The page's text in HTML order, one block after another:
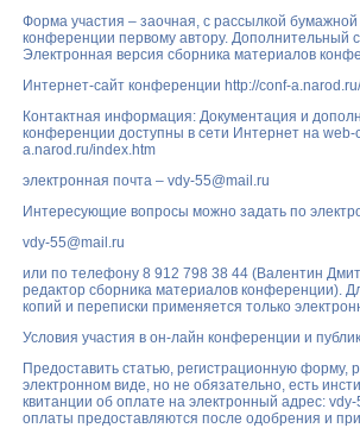
Форма участия – заочная, с рассылкой
конференции первому автору. Дополнительный
Электронная версия сборника материалов
Интернет-сайт конференции http://conf-
Контактная информация: Документация и
конференции доступны в сети Интернет на web-
a.narod.ru/index.htm
электронная почта – vdy-55@mail.ru
Интересующие вопросы можно задать по
vdy-55@mail.ru
или по телефону 8 912 798 38 44 (Валентин
редактор сборника материалов конференции).
копий и переписки применяется только
Условия участия в он-лайн конференции и
Предоставить статью, регистрационную форму,
электронном виде, но не обязательно, есть
квитанции об оплате на электронный адрес: vdy-
оплаты предоставляются после одобрения и